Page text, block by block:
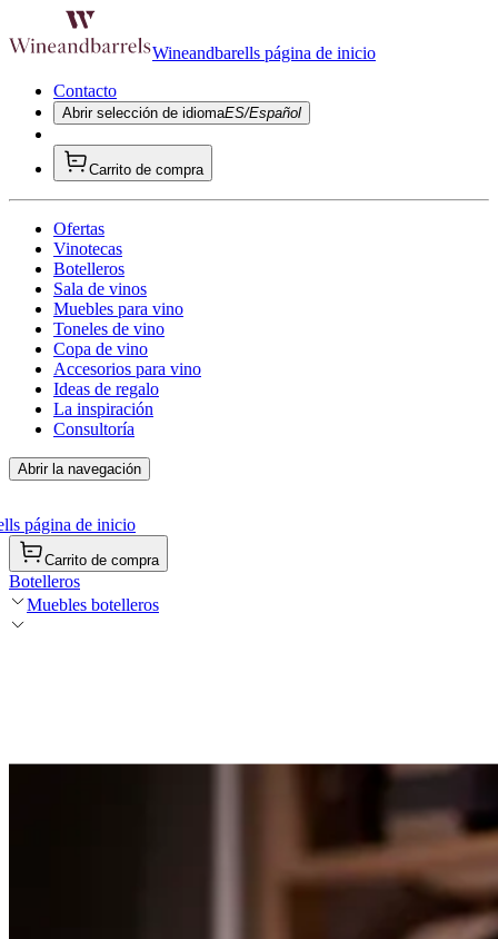
Wineandbarells página de inicio
Contacto
Abrir selección de idiomaES/Español
Carrito de compra
Ofertas
Vinotecas
Botelleros
Sala de vinos
Muebles para vino
Toneles de vino
Copa de vino
Accesorios para vino
Ideas de regalo
La inspiración
Consultoría
Abrir la navegación
página de inicio
Carrito de compra
Botelleros
Muebles botelleros